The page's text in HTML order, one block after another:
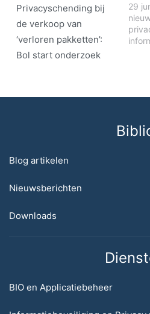
Privacyschending bij
de verkoop van
‘verloren pakketten’:
Bol start onderzoek
29
Blog artikelen
Nieuwsberichten
Downloads
BIO en Applicatiebeheer